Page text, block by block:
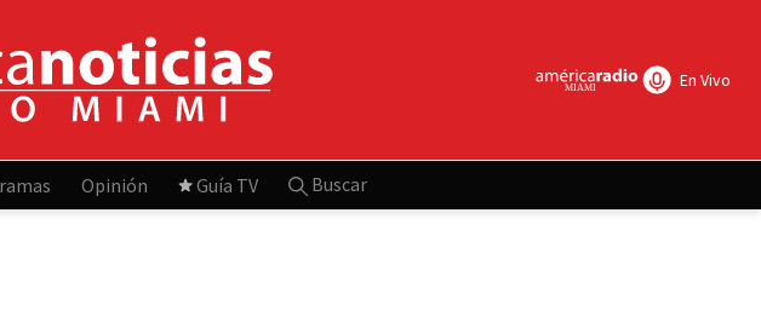
En Vivo
Opinión Guía TV Buscar